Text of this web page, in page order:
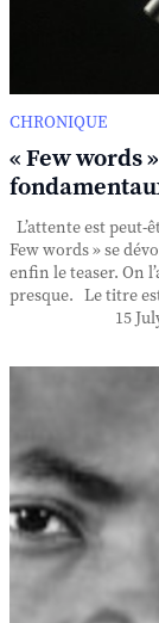
CHRONIQUE
« Few words
L’attente est peut-
Few words » se
enfin le teaser. On
presque. Le titre
15